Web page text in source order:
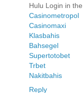
Hulu Login in
Casinometropol
Casinomaxi
Klasbahis
Bahsegel
Supertotobet
Trbet
Nakitbahis
Reply